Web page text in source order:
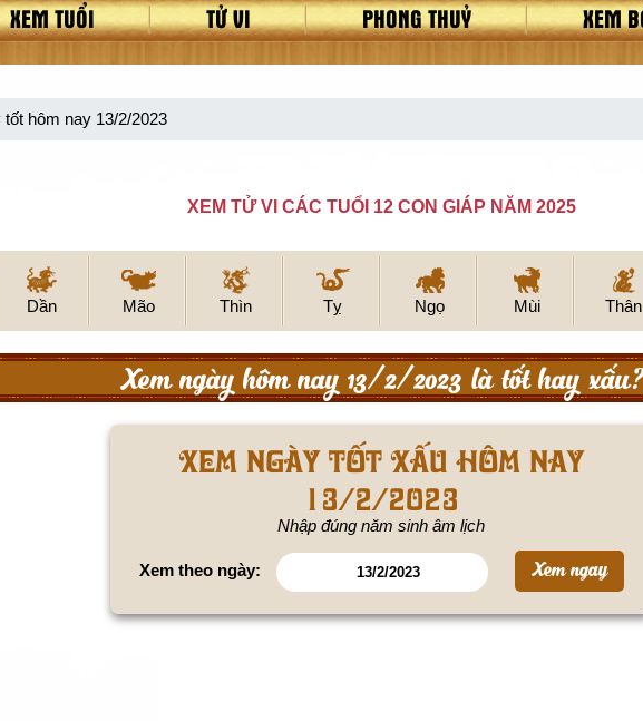
XEM TUỔI TỬ VI PHONG THUỶ XEM
tốt hôm nay 13/2/2023
XEM TỬ VI CÁC TUỔI 12 CON GIÁP NĂM 2025
Dần Mão Thìn Tỵ Ngọ Mùi Thân
Xem ngày hôm nay 13/2/2023 là tốt hay xấu?
Xem ngày tốt xấu hôm nay
13/2/2023
Nhập đúng năm sinh âm lịch
Xem theo ngày: